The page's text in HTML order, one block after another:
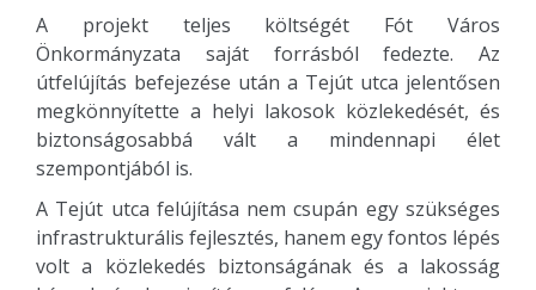
A projekt teljes költségét Fót Város
Önkormányzata saját forrásból fedezte. Az
útfelújítás befejezése után a Tejút utca jelentősen
megkönnyítette a helyi lakosok közlekedését, és
biztonságosabbá vált a mindennapi élet
szempontjából is.
A Tejút utca felújítása nem csupán egy szükséges
infrastrukturális fejlesztés, hanem egy fontos lépés
volt a közlekedés biztonságának és a lakosság